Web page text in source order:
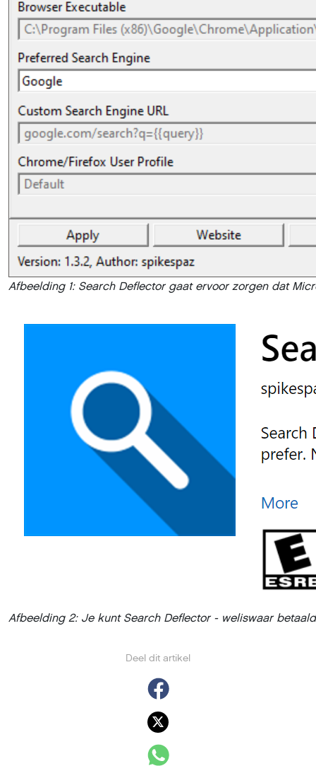
Deel dit artikel
Afbeelding 1: Search Deflector gaat ervoor zorgen dat
Afbeelding 2: Je kunt Search Deflector - weliswaar